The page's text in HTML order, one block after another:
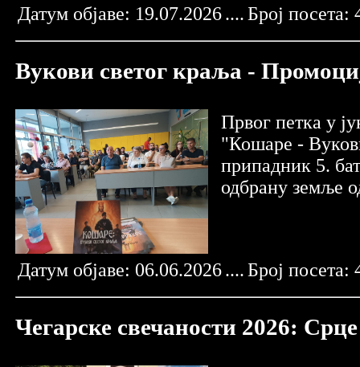
Датум објаве: 19.07.2026....Број посета:
Вукови светог краља -
Првог петка у
"Кошаре -
припадник 5.
одбрану земље
Датум објаве: 06.06.2026....Број посета:
Чегарске свечаности 2026: